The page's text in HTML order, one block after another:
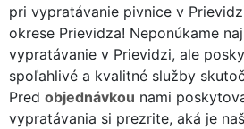
pri vypratávanie pivnice v
okrese Prievidza! Neponúkame
vypratávanie v Prievidzi, ale
spoľahlivé a kvalitné služby
Pred objednávkou nami
vypratávania si prezrite, aká je